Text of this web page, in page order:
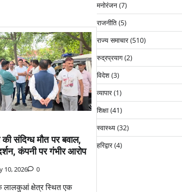
की संदिग्ध मौत पर बवाल,
कंपनी पर गंभीर आरोप
10, 2026 0
के लालकुआं क्षेत्र स्थित एक
मनोरंजन(7)
राजनीति(5)
राज्य समाचार(510)
रुद्रप्रयाग(2)
विदेश(3)
व्यापार(1)
शिक्षा(41)
स्वास्थ्य(32)
हरिद्वार(4)